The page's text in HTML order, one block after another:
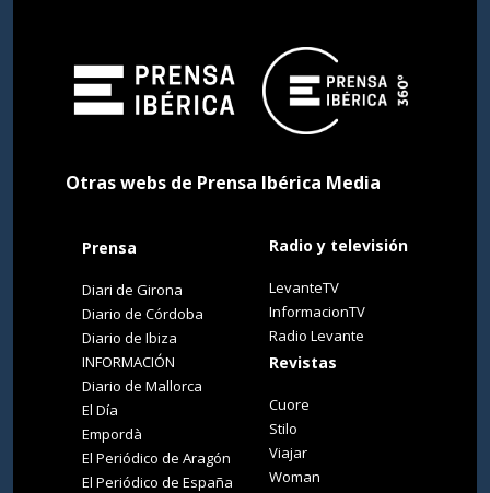
Otras webs de Prensa Ibérica Media
Prensa
Diari de Girona
Diario de Córdoba
Diario de Ibiza
INFORMACIÓN
Diario de Mallorca
El Día
Empordà
El Periódico de Aragón
El Periódico de España
Radio y televisión
LevanteTV
InformacionTV
Radio Levante
Revistas
Cuore
Stilo
Viajar
Woman